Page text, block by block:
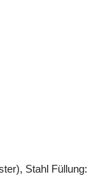
Stahl Füllung: